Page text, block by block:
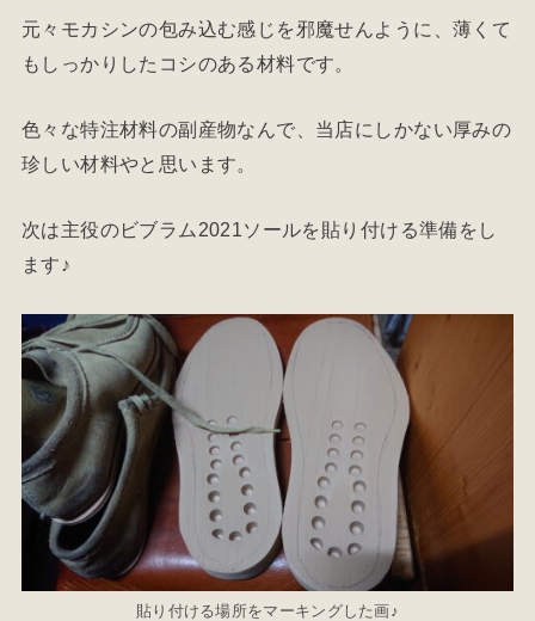
元々モカシンの包み込む感じを邪魔せんように、薄くて
もしっかりしたコシのある材料です。
色々な特注材料の副産物なんで、当店にしかない厚みの
珍しい材料やと思います。
次は主役のビブラム2021ソールを貼り付ける準備をし
ます♪
貼り付ける場所をマーキングした画♪